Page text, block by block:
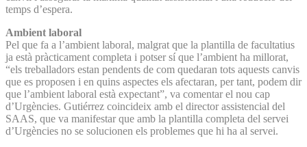
temps d’espera.
Ambient laboral
Pel que fa a l’ambient laboral, malgrat que la plantilla de facultatius
ja està pràcticament completa i potser sí que l’ambient ha millorat,
“els treballadors estan pendents de com quedaran tots aquests canvis
que es proposen i en quins aspectes els afectaran, per tant, podem dir
que l’ambient laboral està expectant”, va comentar el nou cap
d’Urgències. Gutiérrez coincideix amb el director assistencial del
SAAS, que va manifestar que amb la plantilla completa del servei
d’Urgències no se solucionen els problemes que hi ha al servei.